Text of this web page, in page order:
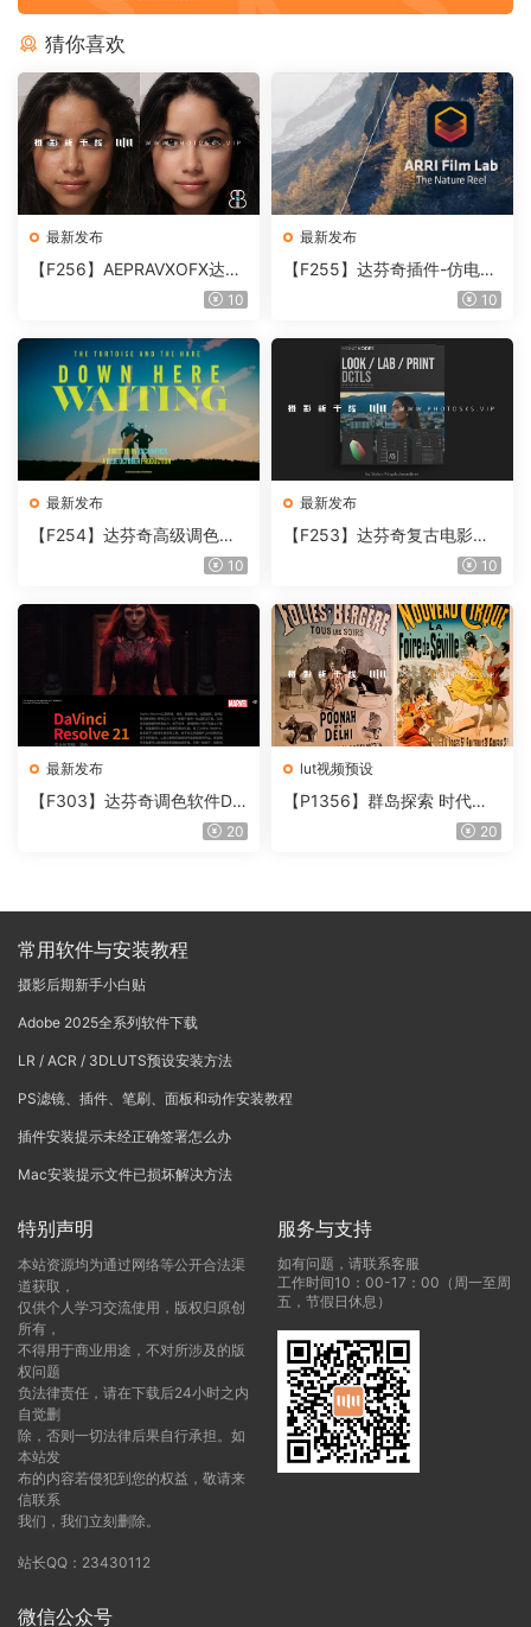
猜你喜欢
最新发布
【F256】AEPRAVXOFX达芬
奇视频人像磨皮润肤美颜插件
10
最新发布
【F255】达芬奇插件-仿电影
胶片视频调色插件 ARRI Film
10
最新发布
【F254】达芬奇高级调色插
件 Contour V2.2.2 WinMac10
最新发布
【F253】达芬奇复古电影胶
片质感DCTL节点调色预设 M
T V4.0
10
最新发布
【F303】达芬奇调色软件Da
Vinci Resolve Studio21.0.320
lut视频预设
【P1356】群岛探索 时代马
戏团 – QUEST 60 调色预设A
20
常用软件与安装教程
摄影后期新手小白贴
Adobe 2025全系列软件下载
LR / ACR / 3DLUTS预设安装方法
PS滤镜、插件、笔刷、面板和动作安装教程
插件安装提示未经正确签署怎么办
Mac安装提示文件已损坏解决方法
特别声明
本站资源均为通过网络等公开合法渠
道获取，
仅供个人学习交流使用，版权归原创
所有，
不得用于商业用途，不对所涉及的版
权问题
负法律责任，请在下载后24小时之内
自觉删
除，否则一切法律后果自行承担。如
本站发
布的内容若侵犯到您的权益，敬请来
信联系
我们，我们立刻删除。
站长QQ：23430112
服务与支持
如有问题，请联系客服
工作时间10：00-17：00（周一至周
五，节假日休息）
微信公众号